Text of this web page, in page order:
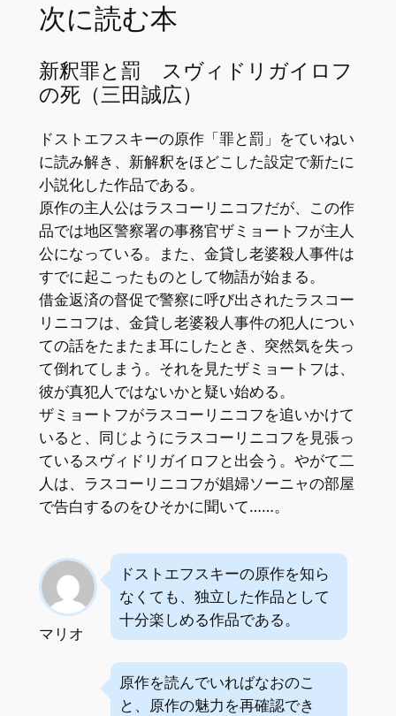
次に読む本
新釈罪と罰 スヴィドリガイロフ
の死（三田誠広）
ドストエフスキーの原作「罪と罰」をていねい
に読み解き、新解釈をほどこした設定で新たに
小説化した作品である。
原作の主人公はラスコーリニコフだが、この作
品では地区警察署の事務官ザミョートフが主人
公になっている。また、金貸し老婆殺人事件は
すでに起こったものとして物語が始まる。
借金返済の督促で警察に呼び出されたラスコー
リニコフは、金貸し老婆殺人事件の犯人につい
ての話をたまたま耳にしたとき、突然気を失っ
て倒れてしまう。それを見たザミョートフは、
彼が真犯人ではないかと疑い始める。
ザミョートフがラスコーリニコフを追いかけて
いると、同じようにラスコーリニコフを見張っ
ているスヴィドリガイロフと出会う。やがて二
人は、ラスコーリニコフが娼婦ソーニャの部屋
で告白するのをひそかに聞いて……。
マリオ
ドストエフスキーの原作を知ら
なくても、独立した作品として
十分楽しめる作品である。
原作を読んでいればなおのこ
と、原作の魅力を再確認でき